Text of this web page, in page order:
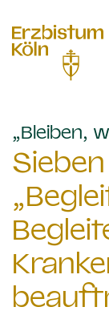
„Bleiben,